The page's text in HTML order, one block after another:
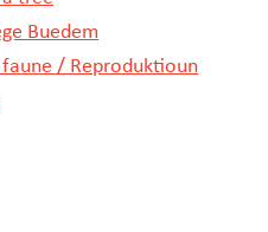
Buedem
/ Reproduktioun